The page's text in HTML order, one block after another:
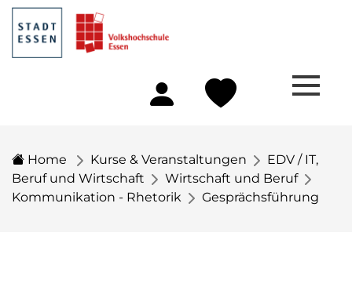
Home Kurse & Veranstaltungen
EDV / IT,
Beruf und Wirtschaft
Wirtschaft und Beruf
Kommunikation - Rhetorik
Gesprächsführung